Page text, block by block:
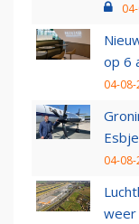
op 6
04-
04-08-
weer